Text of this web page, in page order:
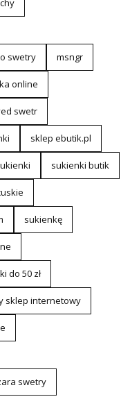
swetry msngr
online
swetr
sklep ebutik.pl
sukienki butik
sukienkę
do 50 zł
sklep internetowy
swetry